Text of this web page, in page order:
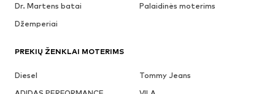
Dr. Martens batai
Palaidinės moterims
Džemperiai
PREKIŲ ŽENKLAI MOTERIMS
Diesel
Tommy Jeans